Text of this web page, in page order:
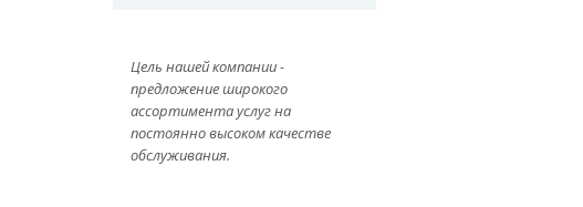
Цель нашей компании -
предложение широкого
ассортимента услуг на
постоянно высоком качестве
обслуживания.